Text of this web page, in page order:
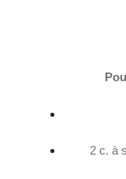
2 c. à